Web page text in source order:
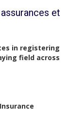
et
in registering
field across